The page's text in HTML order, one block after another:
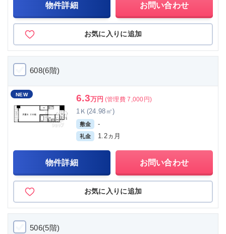
物件詳細 お問い合わせ
お気に入りに追加
608(6階)
NEW 6.3万円 (管理費 7,000円)
1Ｋ(24.98㎡)
敷金 -
礼金 1.2ヵ月
物件詳細 お問い合わせ
お気に入りに追加
506(5階)